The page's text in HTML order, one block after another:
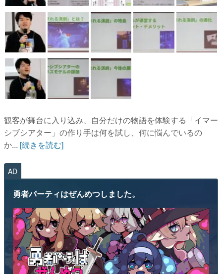
観客が舞台に入り込み、自分だけの物語を体験する「イマー
シブシアター」の作り手は何を試し、何に悩んでいるの
か... [続きを読む]
AD
勇者パーティはぜんめつしました。